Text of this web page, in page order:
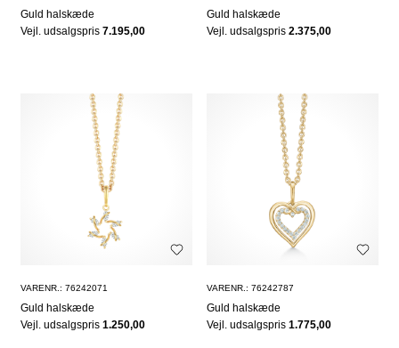
Guld halskæde
Vejl. udsalgspris 7.195,00
Guld halskæde
Vejl. udsalgspris2.375,00
VARENR.: 76242071
Guld halskæde
Vejl. udsalgspris 1.250,00
VARENR.: 76242787
Guld halskæde
Vejl. udsalgspris1.775,00